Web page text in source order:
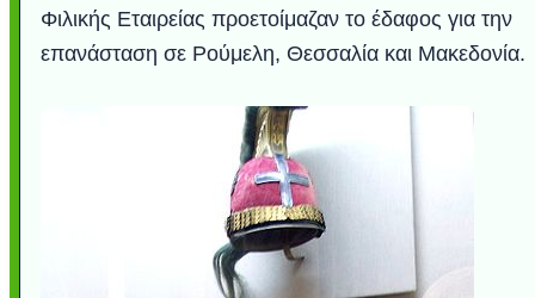
Φιλικής Εταιρείας προετοίμαζαν το έδαφος για την
επανάσταση σε Ρούμελη, Θεσσαλία και Μακεδονία.